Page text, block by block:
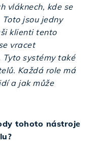
vláknech, kde se
jsou jedny
klienti tento
vracet
systémy také
Každá role má
a jak může
tohoto nástroje